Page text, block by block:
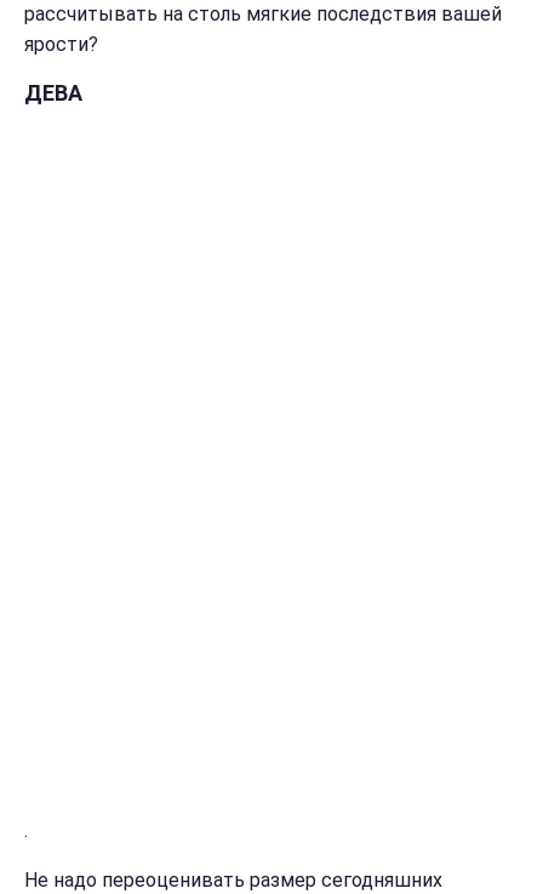
рассчитывать на столь мягкие последствия вашей
ярости?
ДЕВА
.
Не надо переоценивать размер сегодняшних